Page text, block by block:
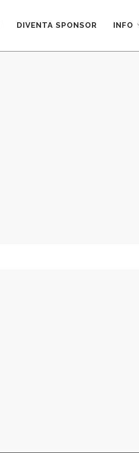
DIVENTA SPONSOR INFO